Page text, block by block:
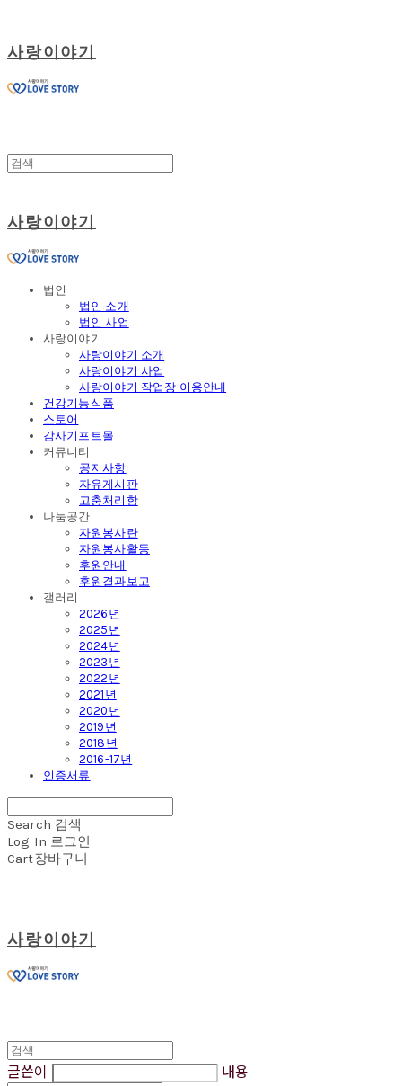
사랑이야기
사랑이야기
법인
법인 소개
법인 사업
사랑이야기
사랑이야기 소개
사랑이야기 사업
사랑이야기 작업장 이용안내
건강기능식품
스토어
감사기프트몰
커뮤니티
공지사항
자유게시판
고충처리함
나눔공간
자원봉사란
자원봉사활동
후원안내
후원결과보고
갤러리
2026년
2025년
2024년
2023년
2022년
2021년
2020년
2019년
2018년
2016-17년
인증서류
Search 검색
Log In 로그인
Cart장바구니
사랑이야기
글쓴이 내용